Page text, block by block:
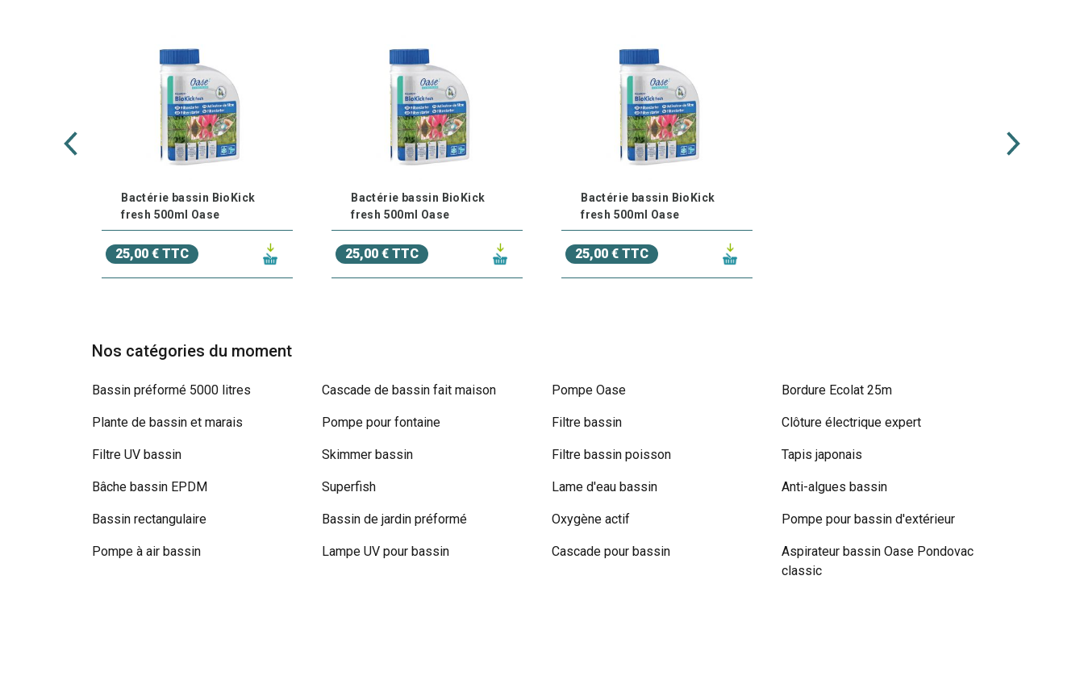
Bactérie bassin BioKick
fresh 500ml Oase
25,00 € TTC
Bactérie bassin BioKick
fresh 500ml Oase
25,00 € TTC
Bactérie bassin BioKick
fresh 500ml Oase
25,00 € TTC
Nos catégories du moment
Bassin préformé 5000 litres
Plante de bassin et marais
Filtre UV bassin
Bâche bassin EPDM
Bassin rectangulaire
Pompe à air bassin
Cascade de bassin fait maison
Pompe pour fontaine
Skimmer bassin
Superfish
Bassin de jardin préformé
Lampe UV pour bassin
Pompe Oase
Filtre bassin
Filtre bassin poisson
Lame d'eau bassin
Oxygène actif
Cascade pour bassin
Bordure Ecolat 25m
Clôture électrique expert
Tapis japonais
Anti-algues bassin
Pompe pour bassin d'extérieur
Aspirateur bassin Oase Pondovac
classic